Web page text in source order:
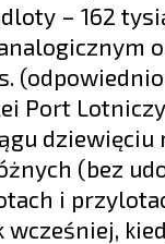
– 162
(odpowiednio
Port
dziewięciu
(bez
i